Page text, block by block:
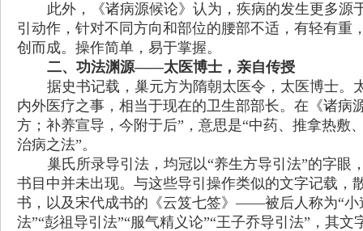
此外，《诸病源候论》认为，疾病的发生更多
引动作，针对不同方向和部位的腰部不适，有轻有
创而成。操作简单，易于掌握。
二、功法渊源——太医博士，亲自传授
据史书记载，巢元方为隋朝太医令，太医博士
内外医疗之事，相当于现在的卫生部部长。在《诸病
方；补养宣导，今附于后” ，意思是“中药、推拿热敷
治病之法”。
巢氏所录导引法，均冠以“养生方导引法”的字眼
书目中并未出现。与这些导引操作类似的文字记载
书，以及宋代成书的《云笈七签》 ——被后人称为“小
法”“彭祖导引法”“服气精义论”“王子乔导引法” ，其文